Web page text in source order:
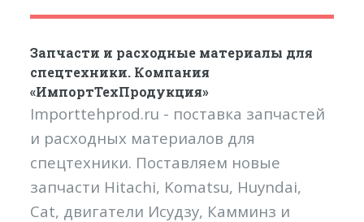
Запчасти и расходные материалы для
спецтехники. Компания
«ИмпортТехПродукция»
Importtehprod.ru - поставка запчастей
и расходных материалов для
спецтехники. Поставляем новые
запчасти Hitachi, Komatsu, Huyndai,
Cat, двигатели Исудзу, Камминз и